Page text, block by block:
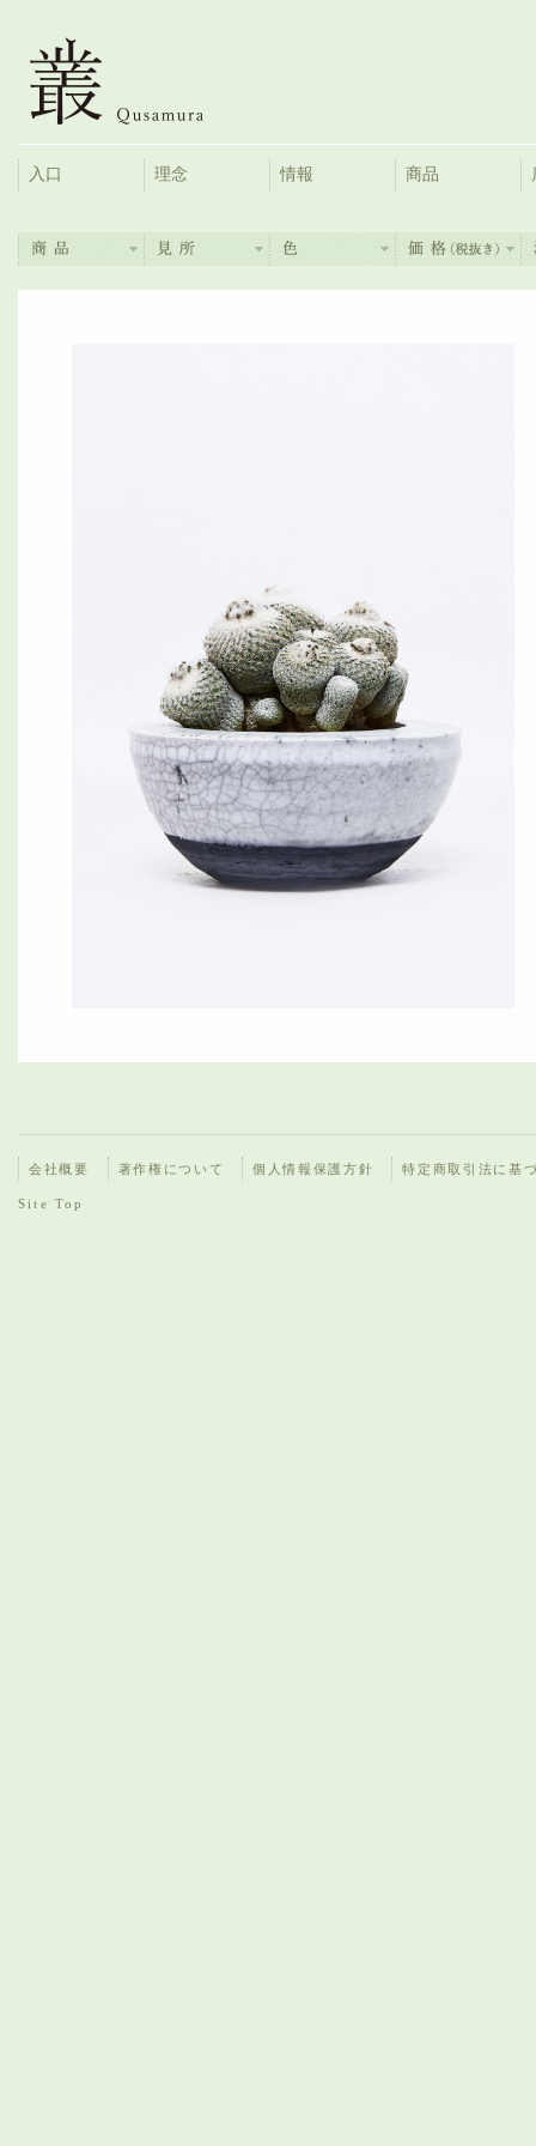
入口 理念 情報 商品
会社概要 著作権について 個人情報保護方針 特定商取引法に基
Site Top